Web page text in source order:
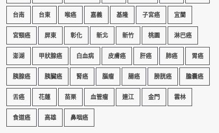
台南 台東 喉癌 嘉義 基隆 子宮癌 宜蘭
宮頸癌 屏東 彰化 新北 新竹 桃園 淋巴癌
澎湖 甲狀腺癌 白血病 皮膚癌 肝癌 肺癌 胃癌
胰腺癌 胰臟癌 腎癌 腦瘤 腸癌 膀胱癌 膽囊癌
舌癌 花蓮 苗栗 血管瘤 連江 金門 雲林
食道癌 高雄 鼻咽癌